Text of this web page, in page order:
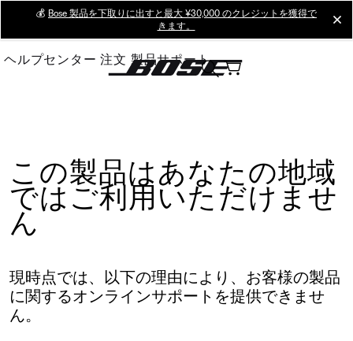
Main
💰 Bose 製品を下取りに出すと最大 ¥30,000 のクレジットを獲得で
きます。
ヘルプセンター 注文 製品サポート
この製品はあなたの地域
ではご利用いただけませ
ん
現時点では、以下の理由により、お客様の製品
に関するオンラインサポートを提供できませ
ん。